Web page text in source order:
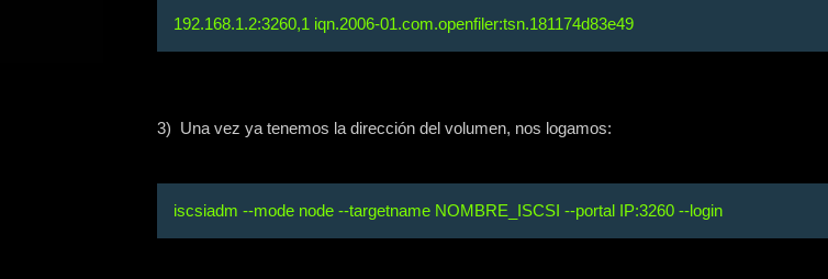
192.168.1.2:3260,1 iqn.2006-01.com.openfiler:tsn.181174d83e49
3) Una vez ya tenemos la dirección del volumen, nos logamos:
iscsiadm --mode node --targetname NOMBRE_ISCSI --portal IP:3260 --login